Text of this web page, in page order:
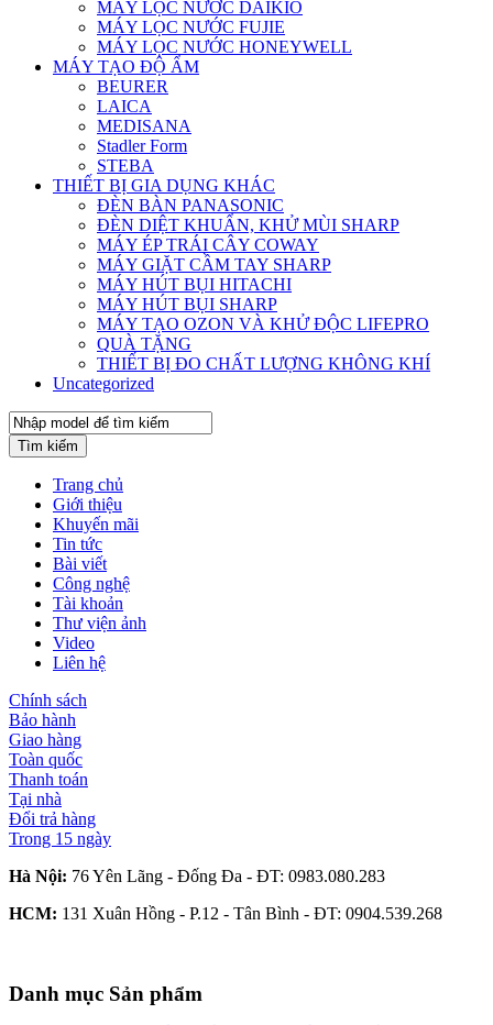
MÁY LỌC NƯỚC DAIKIO
MÁY LỌC NƯỚC FUJIE
MÁY LỌC NƯỚC HONEYWELL
MÁY TẠO ĐỘ ẨM
BEURER
LAICA
MEDISANA
Stadler Form
STEBA
THIẾT BỊ GIA DỤNG KHÁC
ĐÈN BÀN PANASONIC
ĐÈN DIỆT KHUẨN, KHỬ MÙI SHARP
MÁY ÉP TRÁI CÂY COWAY
MÁY GIẶT CẦM TAY SHARP
MÁY HÚT BỤI HITACHI
MÁY HÚT BỤI SHARP
MÁY TẠO OZON VÀ KHỬ ĐỘC LIFEPRO
QUÀ TẶNG
THIẾT BỊ ĐO CHẤT LƯỢNG KHÔNG KHÍ
Uncategorized
Tìm kiếm
Trang chủ
Giới thiệu
Khuyến mãi
Tin tức
Bài viết
Công nghệ
Tài khoản
Thư viện ảnh
Video
Liên hệ
Chính sách
Bảo hành
Giao hàng
Toàn quốc
Thanh toán
Tại nhà
Đổi trả hàng
Trong 15 ngày
Hà Nội: 76 Yên Lãng - Đống Đa - ĐT: 0983.080.283
HCM: 131 Xuân Hồng - P.12 - Tân Bình - ĐT: 0904.539.268
Danh mục Sản phẩm